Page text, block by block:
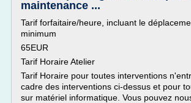
maintenance ...
Tarif forfaitaire/heure, incluant le
minimum
65EUR
Tarif Horaire Atelier
Tarif Horaire pour toutes interventions
cadre des interventions ci-dessus et pour
sur matériel informatique. Vous pouvez